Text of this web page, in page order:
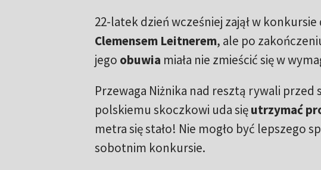
22-latek dzień wcześniej zajął w
Clemensem Leitnerem, ale po
jego obuwia miała nie zmieścić się w
Przewaga Niżnika nad resztą rywali przed
polskiemu skoczkowi uda sięutrzymać
metra się stało! Nie mogło być lepszego
sobotnim konkursie.